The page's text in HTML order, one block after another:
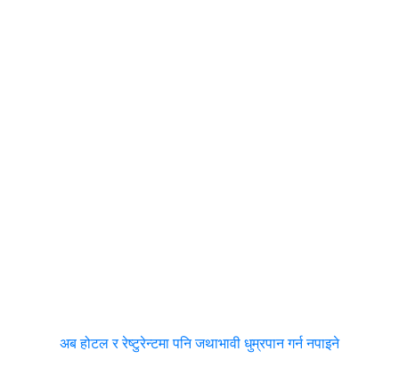
अब होटल र रेष्टुरेन्टमा पनि जथाभावी धुम्रपान गर्न नपाइने